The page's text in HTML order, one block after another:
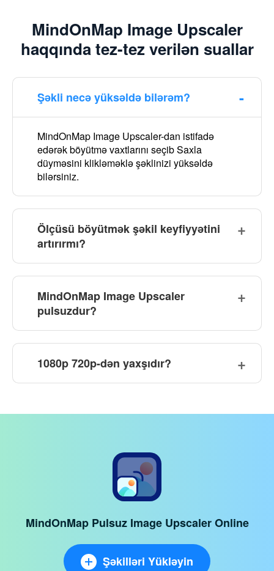
MindOnMap Image Upscaler
haqqında tez-tez verilən suallar
Şəkli necə yüksəldə bilərəm?
MindOnMap Image Upscaler-dan istifadə
edərək böyütmə vaxtlarını seçib Saxla
düyməsini klikləməklə şəklinizi yüksəldə
bilərsiniz.
Ölçüsü böyütmək şəkil keyfiyyətini
artırırmı?
MindOnMap Image Upscaler
pulsuzdur?
1080p 720p-dən yaxşıdır?
MindOnMap Pulsuz Image Upscaler Online
Şəkilləri Yükləyin